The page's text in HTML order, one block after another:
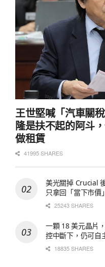
王世堅喊「汽車關
隆是扶不起的阿斗
做租賃
41995 SHARES
美光關掉 Crucial
只拿回「當下市價
25243 SHARES
一顆 18 美元晶片
控中斷下，仍可自
18835 SHARES